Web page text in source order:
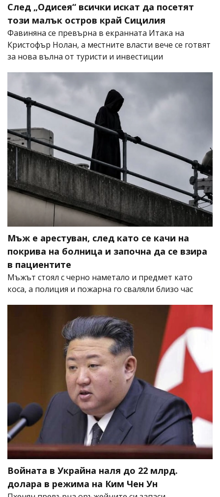
След „Одисея“ всички искат да посетят
този малък остров край Сицилия
Фавиняна се превърна в екранната Итака на
Кристофър Нолан, а местните власти вече се готвят
за нова вълна от туристи и инвестиции
Мъж е арестуван, след като се качи на
покрива на болница и започна да се взира
в пациентите
Мъжът стоял с черно наметало и предмет като
коса, а полиция и пожарна го сваляли близо час
Войната в Украйна наля до 22 млрд.
долара в режима на Ким Чен Ун